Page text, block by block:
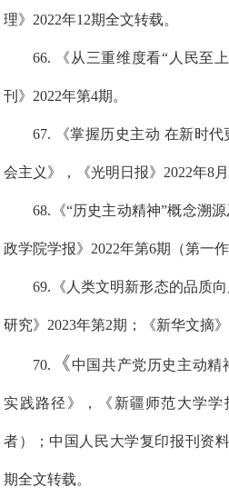
理》2022年12期全文转载。
66. 《从三重维度看“人民至
刊》2022年第4期。
67. 《掌握历史主动 在新时代
会主义》，《光明日报》2022年8月
68. 《“历史主动精神”概念溯
政学院学报》2022年第6期 （第一
69. 《 人类文明新形态的品质
研究》2023年第2期 ； 《新华文摘
70. 《中国共产党历史主动精
实践路径 》， 《新疆师范大学学
者） ； 中国人民大学复印报刊 资
期全文转载。